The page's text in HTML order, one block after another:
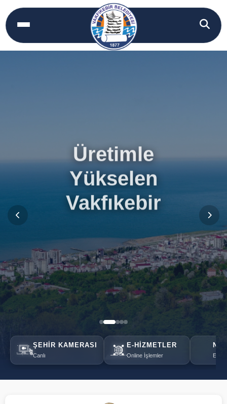
Üretimle
Yükselen
Vakfıkebir
ŞEHIR KAMERASI
Canlı
E-HIZMETLER
Online İşlemler